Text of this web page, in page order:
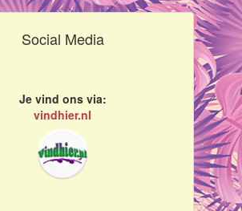
Social Media
Je vind ons via:
vindhier.nl